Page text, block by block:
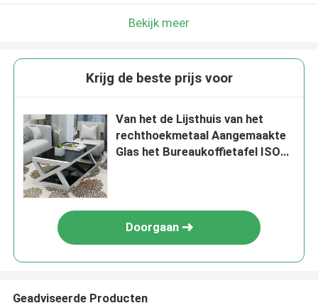
Bekijk meer
Krijg de beste prijs voor
Van het de Lijsthuis van het
rechthoekmetaal Aangemaakte
Glas het Bureaukoffietafel ISO
Doorgaan
Geadviseerde Producten